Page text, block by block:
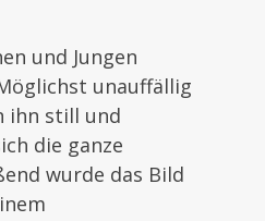
und Jungen
unauffällig
ihn still und
die ganze
wurde das Bild